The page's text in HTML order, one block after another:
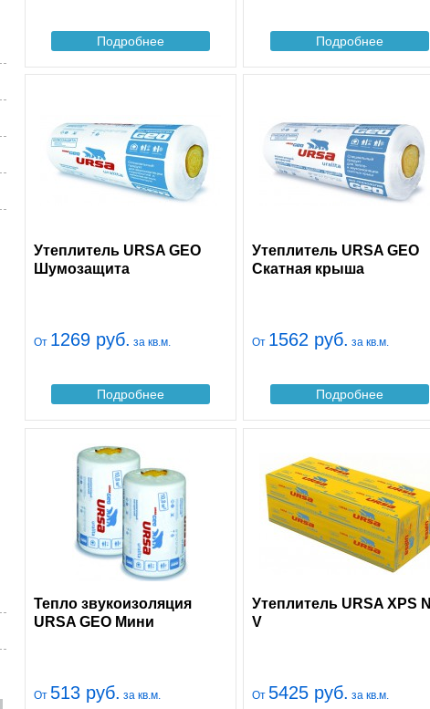
Подробнее Подробнее
Утеплитель URSA GEO
Шумозащита
От 1269 руб. за кв.м.
Подробнее
Утеплитель URSA GEO
Скатная крыша
От 1562 руб. за кв.м.
Подробнее
Тепло звукоизоляция
URSA GEO Мини
От 513 руб. за кв.м.
Утеплитель URSA XPS
V
От 5425 руб. за кв.м.